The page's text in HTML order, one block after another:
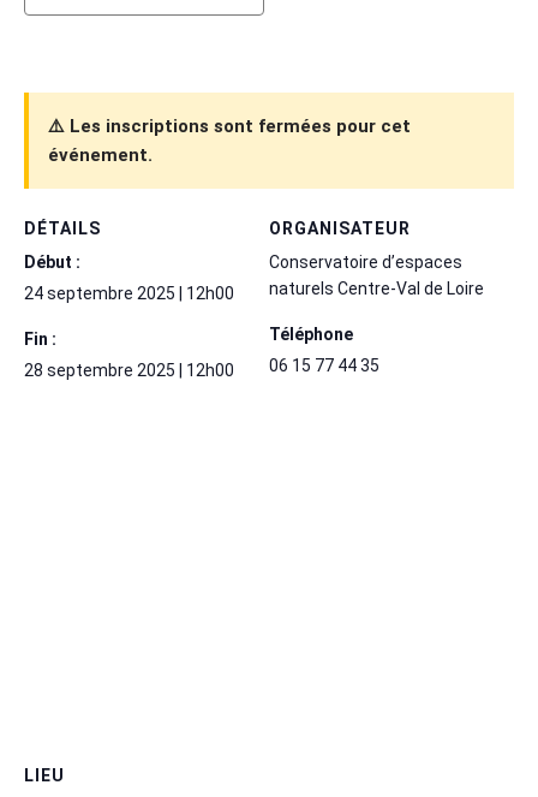
⚠️ Les inscriptions sont fermées pour cet
événement.
DÉTAILS
Début :
24 septembre 2025 | 12h00
Fin :
28 septembre 2025 | 12h00
ORGANISATEUR
Conservatoire d’espaces
naturels Centre-Val de Loire
Téléphone
06 15 77 44 35
LIEU